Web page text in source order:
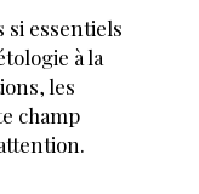
si essentiels
à la
les
champ